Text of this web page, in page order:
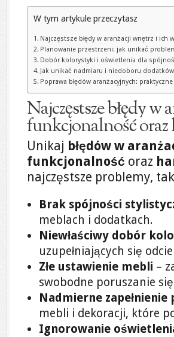
W tym artykule przeczytasz
Najczęstsze błędy w aranżacji wnętrz i ich
Planowanie przestrzeni: jak unikać
Dobór kolorystyki i oświetlenia dla
Jak unikać nadmiaru i niedoboru
Poprawa błędów aranżacyjnych:
Najczęstsze błędy
funkcjonalność
Unikaj błędów w
funkcjonalność oraz
najczęstsze problemy,
Brak spójności
meblach i dodatkach.
Niewłaściwy dobór
uzupełniających się
Złe ustawienie mebli –
swobodne poruszanie
Nadmierne zapełnienie
mebli i dekoracji, które
Ignorowanie